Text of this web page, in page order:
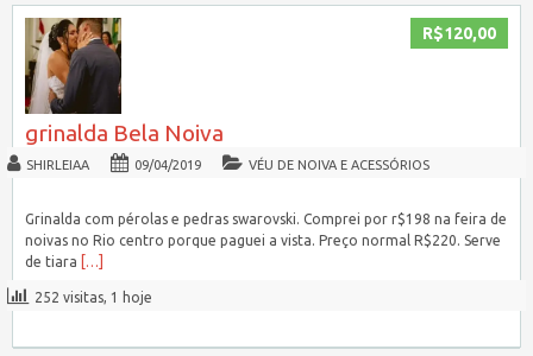
R$120,00
grinalda Bela Noiva
SHIRLEIAA 09/04/2019 VÉU DE NOIVA E ACESSÓRIOS
Grinalda com pérolas e pedras swarovski. Comprei por r$198 na feira de
noivas no Rio centro porque paguei a vista. Preço normal R$220. Serve
de tiara […]
252 visitas, 1 hoje